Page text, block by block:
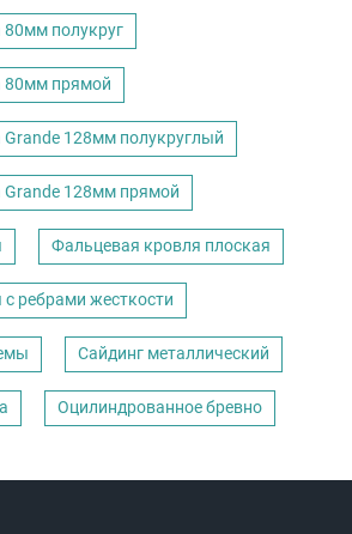
полукруг
80мм прямой
128мм полукруглый
128мм прямой
Фальцевая кровля плоская
ребрами жесткости
Сайдинг металлический
Оцилиндрованное бревно